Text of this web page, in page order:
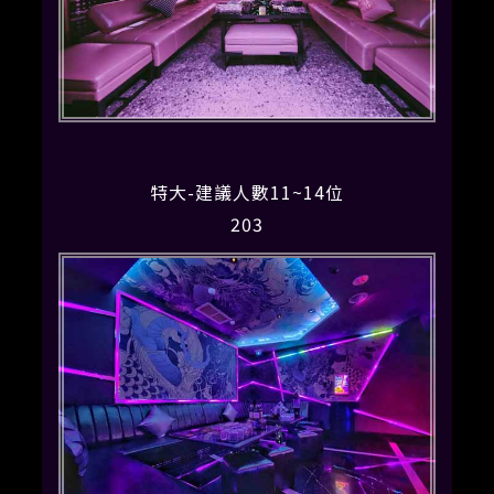
特大-建議人數11~14位
203